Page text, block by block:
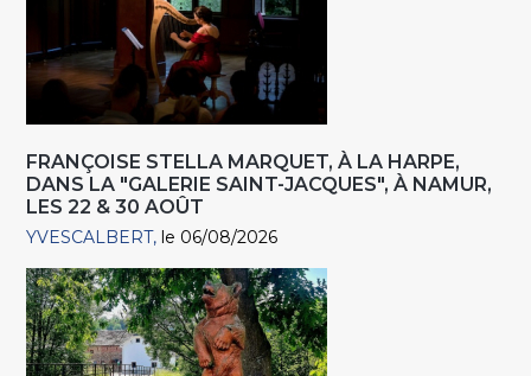
FRANÇOISE STELLA MARQUET, À LA HARPE,
DANS LA "GALERIE SAINT-JACQUES", À NAMUR,
LES 22 & 30 AOÛT
YVESCALBERT le 06/08/2026